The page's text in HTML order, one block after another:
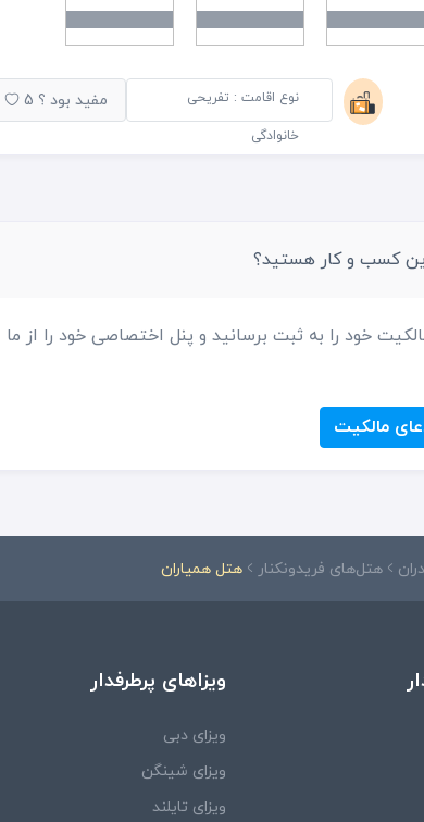
غیر حرفه ای مخصوصا رسپشن و رستوران که نه لباس
موارد اشاره شده رفع شود خصوصا برخورد رسپشن ، هتل
ویلاهای معمولی کنار ساحل در نظر بگیرید برای اقامت
نوع اقامت : تفریحی
خانوادگی
مفید بود ؟ 5
کسب و کار هستید؟
خود را به ثبت برسانید و پنل اختصاصی خود را از ما
مالکیت
هتل‌های فریدونکنار هتل همیاران
ویزاهای پرطرفدار
ویزای دبی
ویزای شینگن
ویزای تایلند